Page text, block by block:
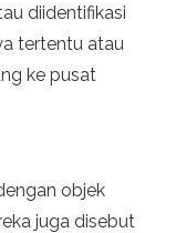
diidentifikasi
tertentu atau
ke pusat
objek
juga disebut